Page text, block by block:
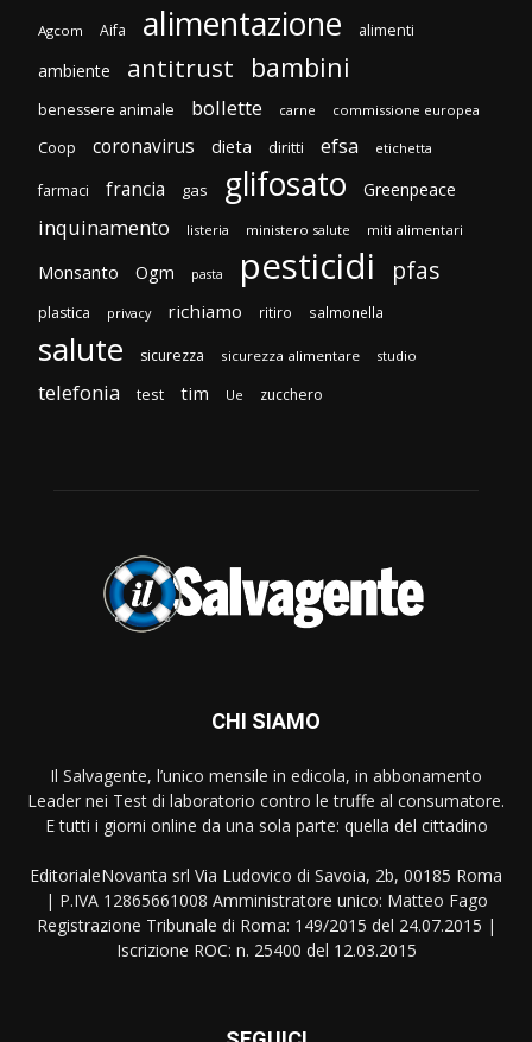
Agcom Aifa alimentazione alimenti
ambiente antitrust bambini
benessere animale bollette carne commissione europea
Coop coronavirus dieta diritti efsa etichetta
farmaci francia gas glifosato Greenpeace
inquinamento listeria ministero salute miti alimentari
Monsanto Ogm pasta pesticidi pfas
plastica privacy richiamo ritiro salmonella
salute sicurezza sicurezza alimentare studio
telefonia test tim Ue zucchero
CHI SIAMO
Il Salvagente, l’unico mensile in edicola, in abbonamento
Leader nei Test di laboratorio contro le truffe al consumatore.
E tutti i giorni online da una sola parte: quella del cittadino
EditorialeNovanta srl Via Ludovico di Savoia, 2b, 00185 Roma
| P.IVA 12865661008 Amministratore unico: Matteo Fago
Registrazione Tribunale di Roma: 149/2015 del 24.07.2015 |
Iscrizione ROC: n. 25400 del 12.03.2015